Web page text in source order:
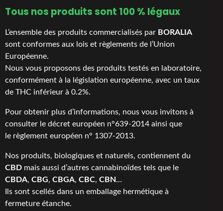
Tous nos produits sont 100 % légaux
L’ensemble des produits commercialisés par BORALIA
sont conformes aux lois et règlements de l’Union
Européenne.
Nous vous proposons des produits testés en laboratoire,
conformément à la législation européenne, avec un taux
de THC inférieur à 0.2%.
Pour obtenir plus d’informations, nous vous invitons à
consulter le décret européen n°639-2014 ainsi que
le règlement européen n° 1307-2013.
Nos produits, biologiques et naturels, contiennent du
CBD mais aussi d’autres cannabinoïdes tels que le
CBDA, CBG, CBGA, CBC, CBN…
Ils sont scellés dans un emballage hermétique à
fermeture étanche.